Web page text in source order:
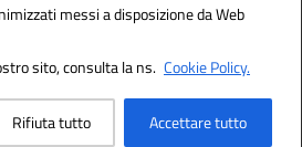
messi a disposizione da Web
sito, consulta la ns. Cookie Policy.
Rifiuta tutto Accettare tutto
by 3D Solution S.r.l.
Design by Designers Italia